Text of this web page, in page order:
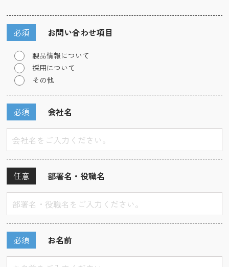
お問い合わせ項目
必須
製品情報について
採用について
その他
会社名
必須
部署名・役職名
任意
お名前
必須